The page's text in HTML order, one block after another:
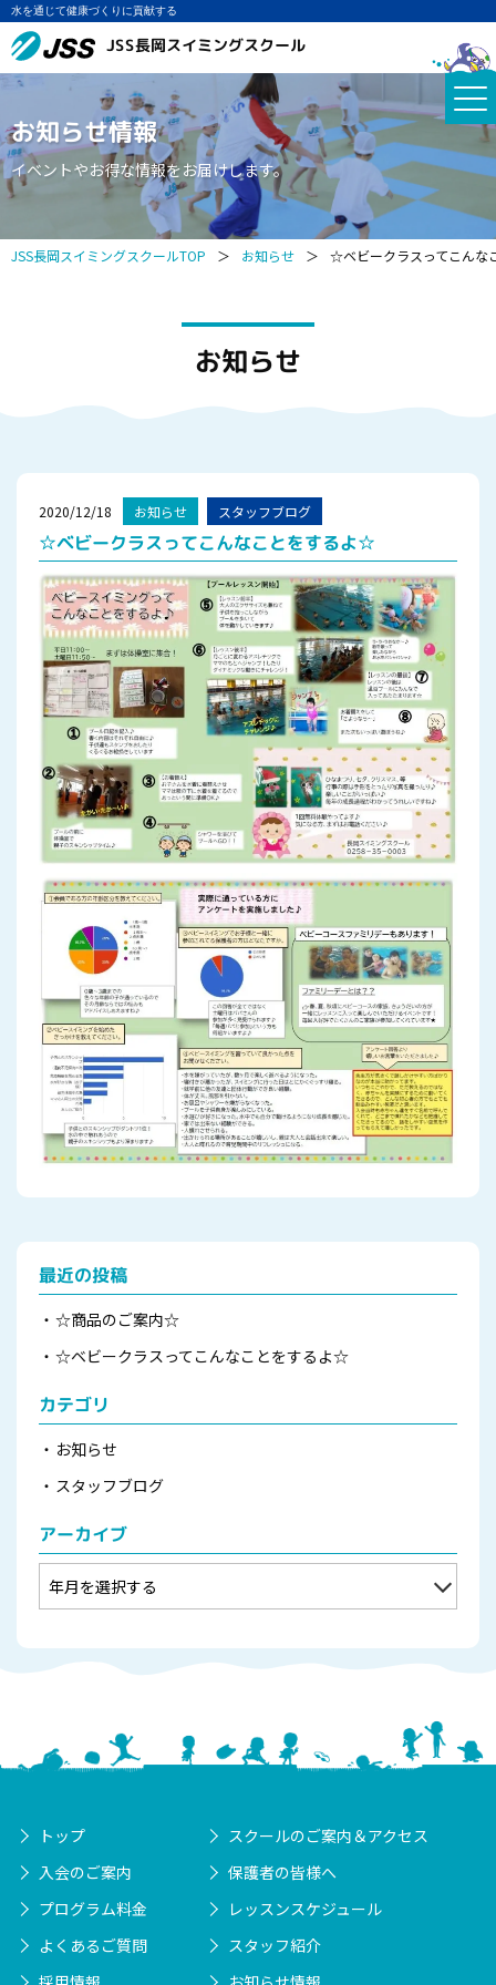
水を通じて健康づくりに貢献する
JSS長岡スイミングスクール
お知らせ情報
イベントやお得な情報をお届けします。
JSS長岡スイミングスクールTOP ＞ お知らせ ＞ ☆ベビークラスってこんな
お知らせ
2020/12/18 お知らせ スタッフブログ
☆ベビークラスってこんなことをするよ☆
最近の投稿
☆商品のご案内☆
☆ベビークラスってこんなことをするよ☆
カテゴリ
お知らせ
スタッフブログ
アーカイブ
トップ
スクールのご案内＆アクセス
入会のご案内
保護者の皆様へ
プログラム料金
レッスンスケジュール
よくあるご質問
スタッフ紹介